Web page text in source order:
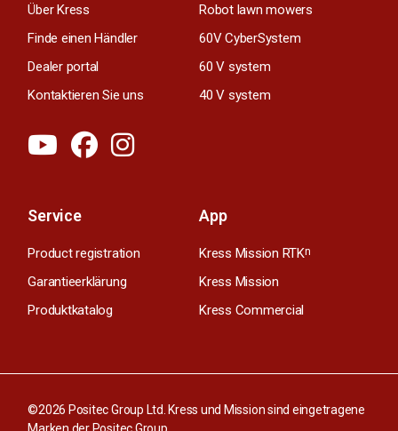
Über Kress
Finde einen Händler
Dealer portal
Kontaktieren Sie uns
Robot lawn mowers
60V CyberSystem
60 V system
40 V system
Service
Product registration
Garantieerklärung
Produktkatalog
App
Kress Mission RTKn
Kress Mission
Kress Commercial
©2026 Positec Group Ltd. Kress und Mission sind eingetragene
Marken der Positec Group.